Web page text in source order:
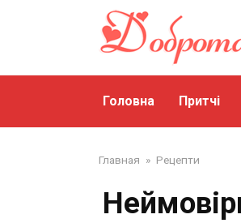
Головна Притчі
Главная » Рецепти